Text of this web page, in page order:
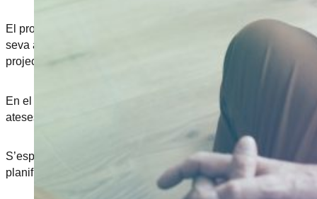
El projecte produeix un impacte positiu al barri del Raval i
seva autonomia, responsabilitats i competències per a la
projecte, es duplica aquest percentatge.
En el recorregut de l’atenció de les adolescents i joves a la
ateses.
S’espera continuar generant participació comunitària amb
planificació d’aquestes, augmentant el nombre de